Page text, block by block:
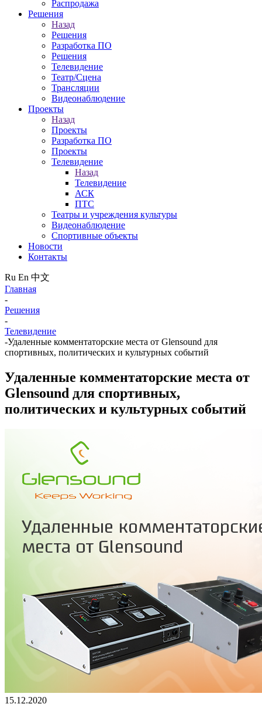
Распродажа
Решения
Назад
Решения
Разработка ПО
Решения
Телевидение
Театр/Сцена
Трансляции
Видеонаблюдение
Проекты
Назад
Проекты
Разработка ПО
Проекты
Телевидение
Назад
Телевидение
АСК
ПТС
Театры и учреждения культуры
Видеонаблюдение
Спортивные объекты
Новости
Контакты
Ru En 中文
Главная
-
Решения
-
Телевидение
-Удаленные комментаторские места от Glensound для
спортивных, политических и культурных событий
Удаленные комментаторские места от
Glensound для спортивных,
политических и культурных событий
15.12.2020